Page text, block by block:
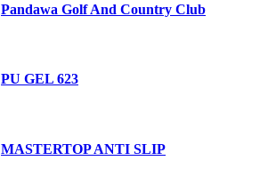
Pandawa Golf And Country Club
PU GEL 623
MASTERTOP ANTI SLIP